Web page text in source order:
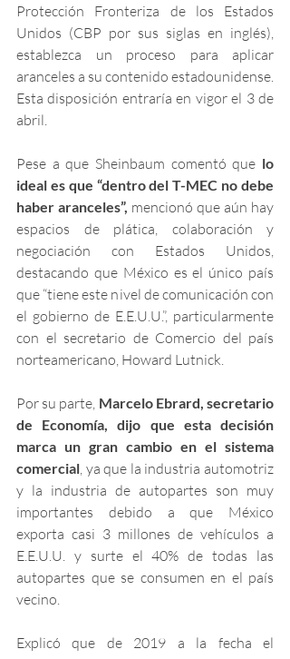
Protección Fronteriza de los Estados
Unidos (CBP por sus siglas en inglés),
establezca un proceso para aplicar
aranceles a su contenido estadounidense.
Esta disposición entraría en vigor el 3 de
abril.
Pese a que Sheinbaum comentó que lo
ideal es que “dentro del T-MEC no debe
haber aranceles”, mencionó que aún hay
espacios de plática, colaboración y
negociación con Estados Unidos,
destacando que México es el único país
que “tiene este nivel de comunicación con
el gobierno de E.E.U.U.”, particularmente
con el secretario de Comercio del país
norteamericano, Howard Lutnick.
Por su parte, Marcelo Ebrard, secretario
de Economía, dijo que esta decisión
marca un gran cambio en el sistema
comercial , ya que la industria automotriz
y la industria de autopartes son muy
importantes debido a que México
exporta casi 3 millones de vehículos a
E.E.U.U. y surte el 40% de todas las
autopartes que se consumen en el país
vecino.
Explicó que de 2019 a la fecha el